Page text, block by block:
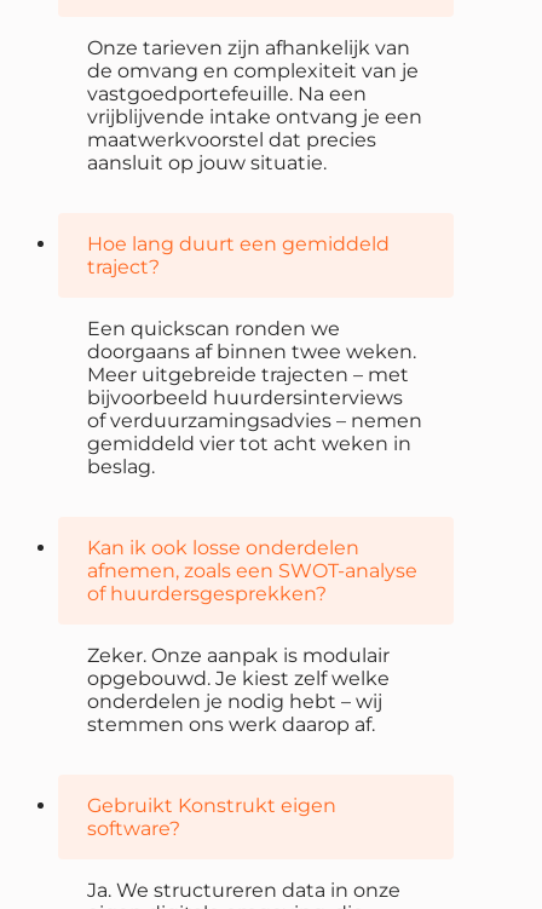
Onze tarieven zijn afhankelijk van
de omvang en complexiteit van je
vastgoedportefeuille. Na een
vrijblijvende intake ontvang je een
maatwerkvoorstel dat precies
aansluit op jouw situatie.
Hoe lang duurt een gemiddeld
traject?
Een quickscan ronden we
doorgaans af binnen twee weken.
Meer uitgebreide trajecten – met
bijvoorbeeld huurdersinterviews
of verduurzamingsadvies – nemen
gemiddeld vier tot acht weken in
beslag.
Kan ik ook losse onderdelen
afnemen, zoals een SWOT-analyse
of huurdersgesprekken?
Zeker. Onze aanpak is modulair
opgebouwd. Je kiest zelf welke
onderdelen je nodig hebt – wij
stemmen ons werk daarop af.
Gebruikt Konstrukt eigen
software?
Ja. We structureren data in onze